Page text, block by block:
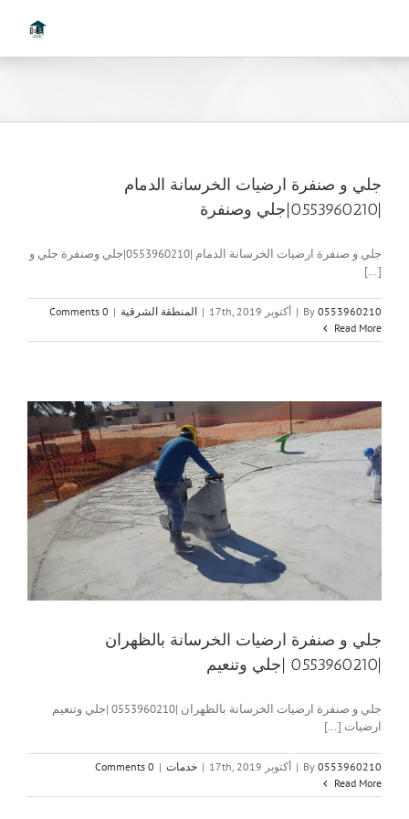
جلي و صنفرة ارضيات الخرسانة الدمام
|0553960210|جلي وصنفرة
جلي و صنفرة ارضيات الخرسانة الدمام |0553960210|جلي وصنفرة جلي و
[...]
By 0553960210
| أكتوبر 17th, 2019 | المنطقة الشرقية |
0 Comments
Read More
جلي و صنفرة ارضيات الخرسانة بالظهران
|0553960210 |جلي وتنعيم
جلي و صنفرة ارضيات الخرسانة بالظهران |0553960210 |جلي وتنعيم
ارضيات [...]
By 0553960210
| أكتوبر 17th, 2019 | خدمات |
0 Comments
Read More